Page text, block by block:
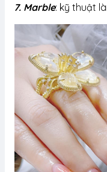
7. Marble: kỹ thuật